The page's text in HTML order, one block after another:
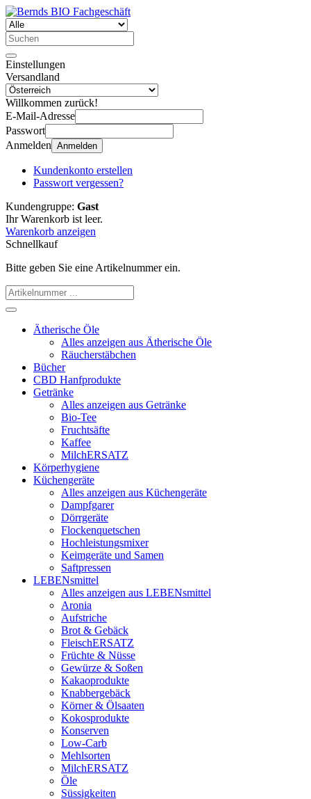
Einstellungen
Versandland
Willkommen zurück!
E-Mail-Adresse
Passwort
Anmelden Anmelden
Kundenkonto erstellen
Passwort vergessen?
Kundengruppe: Gast
Ihr Warenkorb ist leer.
Warenkorb anzeigen
Schnellkauf
Bitte geben Sie eine Artikelnummer ein.
Ätherische Öle
Alles anzeigen aus Ätherische Öle
Räucherstäbchen
Bücher
CBD Hanfprodukte
Getränke
Alles anzeigen aus Getränke
Bio-Tee
Fruchtsäfte
Kaffee
MilchERSATZ
Körperhygiene
Küchengeräte
Alles anzeigen aus Küchengeräte
Dampfgarer
Dörrgeräte
Flockenquetschen
Hochleistungsmixer
Keimgeräte und Samen
Saftpressen
LEBENsmittel
Alles anzeigen aus LEBENsmittel
Aronia
Aufstriche
Brot & Gebäck
FleischERSATZ
Früchte & Nüsse
Gewürze & Soßen
Kakaoprodukte
Knabbergebäck
Körner & Ölsaaten
Kokosprodukte
Konserven
Low-Carb
Mehlsorten
MilchERSATZ
Öle
Süssigkeiten